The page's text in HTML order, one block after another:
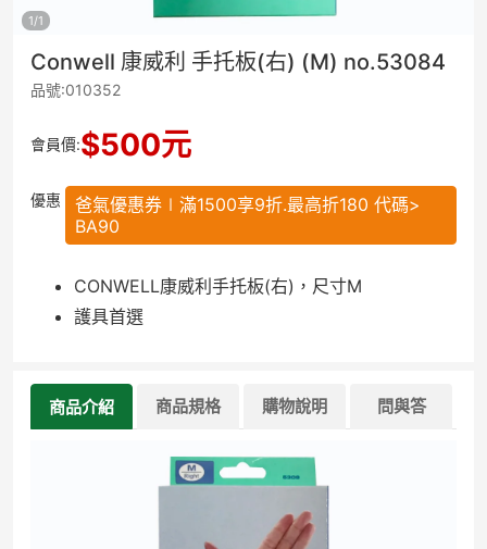
1/1
Conwell 康威利 手托板(右) (M) no.53084
品號:010352
會員價:$500元
優惠
爸氣優惠券∣滿1500享9折.最高折180 代碼>
BA90
CONWELL康威利手托板(右)，尺寸M
護具首選
商品介紹 商品規格 購物說明 問與答